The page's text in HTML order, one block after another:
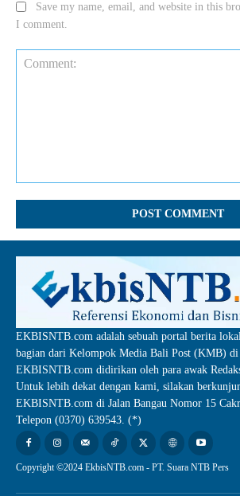
Save my name, email, and website in this
I comment.
EKBISNTB.com adalah sebuah portal berita
bagian dari Kelompok Media Bali Post (KMB)
EKBISNTB.com didirikan oleh para awak
Untuk lebih dekat dengan kami, silakan
EKBISNTB.com di Jalan Bangau Nomor 15
Telepon (0370) 639543. (*)
Copyright ©2024 EkbisNTB.com - PT. Suara NTB Pers